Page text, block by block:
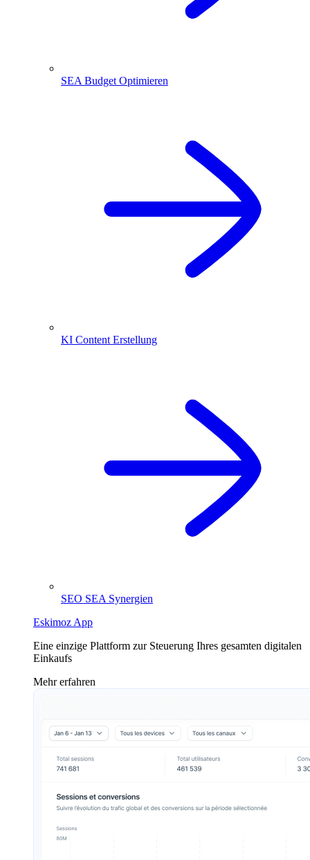
SEA Budget Optimieren
KI Content Erstellung
SEO SEA Synergien
Eskimoz App
Eine einzige Plattform zur Steuerung Ihres gesamten digitalen
Einkaufs
Mehr erfahren